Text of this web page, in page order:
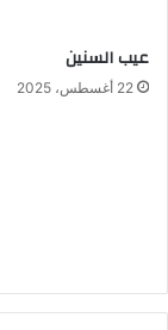
عيب السنين
22 أغسطس، 2025